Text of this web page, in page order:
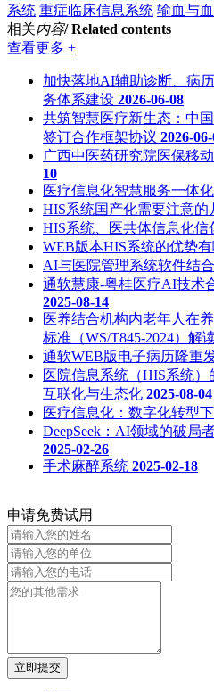
系统 重症临床信息系统 输血与
相关内容/ Related contents
查看更多 +
加快落地AI辅助诊断、病
务体系建设 2026-06-08
共筑智慧医疗新生态：中
签订合作框架协议 2026-
广西中医药研究院医保移
10
医疗信息化智慧服务一体化
HIS系统国产化需要注意的
HIS系统、医共体信息化信
WEB版本HIS系统的优势有
AI与医院管理系统软件结
通软慧康-粤桂医疗AI技术
2025-08-14
医养结合机构内老年人在
标准（WS/T845-2024）解
通软WEB版电子病历隆重
医院信息系统（HIS系统）
互联化与生态化 2025-08-04
医疗信息化：数字化转型
DeepSeek：AI领域的破局
2025-02-26
手术麻醉系统 2025-02-18
申请免费试用
立即提交